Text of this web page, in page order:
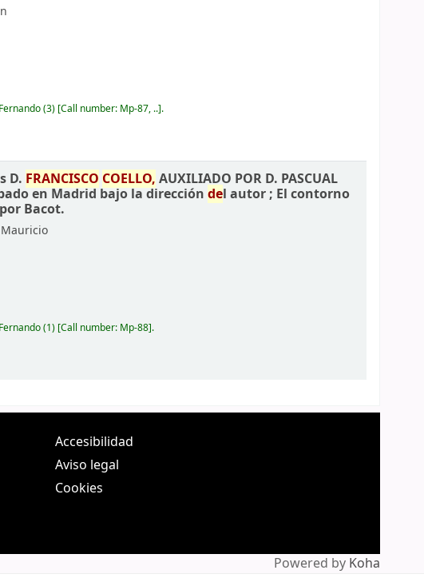
(3) Call number: Mp-87, .. .
D. FRANCISCO COELLO, AUXILIADO POR D. PASCUAL
en Madrid bajo la direccióndel autor ; El contorno
Bacot.
(1) Call number: Mp-88 .
Accesibilidad
Aviso legal
Cookies
Powered by Koha